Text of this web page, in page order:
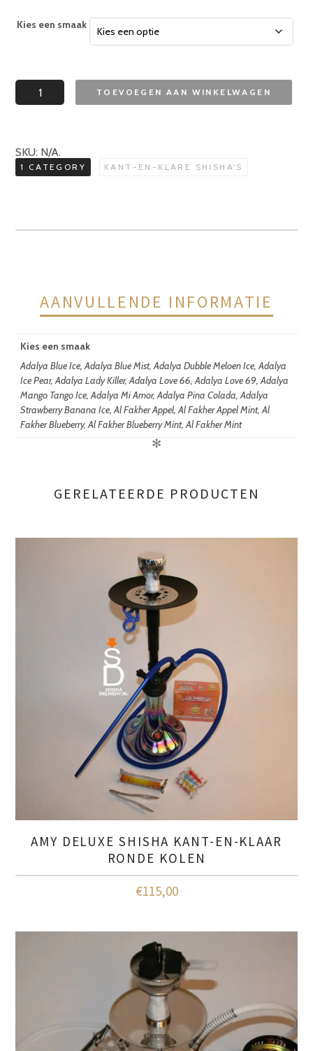
Kies een smaak
Amy
Deluxe
Shisha
Houtskolen
aantal
TOEVOEGEN AAN WINKELWAGEN
SKU: N/A.
1 CATEGORY KANT-EN-KLARE SHISHA'S
AANVULLENDE INFORMATIE
Kies een smaak
Adalya Blue Ice, Adalya Blue Mist, Adalya Dubble Meloen Ice, Adalya
Ice Pear, Adalya Lady Killer, Adalya Love 66, Adalya Love 69, Adalya
Mango Tango Ice, Adalya Mi Amor, Adalya Pina Colada, Adalya
Strawberry Banana Ice, Al Fakher Appel, Al Fakher Appel Mint, Al
Fakher Blueberry, Al Fakher Blueberry Mint, Al Fakher Mint
✻
GERELATEERDE PRODUCTEN
AMY DELUXE SHISHA KANT-EN-KLAAR
RONDE KOLEN
€115,00